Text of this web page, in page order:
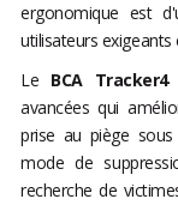
ergonomique est
utilisateurs
Le BCA Tracker4
avancées qui
prise au piège
mode de
recherche de